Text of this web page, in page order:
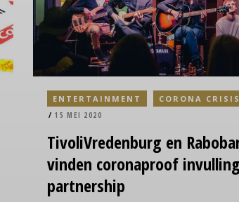
TivoliVredenburg en
vinden coronaproof invulling
partnership
ENTERTAINMENT CORONA CRISIS
15 MEI 2020